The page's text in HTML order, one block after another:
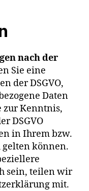
nach der
Sie eine
der DSGVO,
Daten
zur Kenntnis,
DSGVO
in Ihrem bzw.
gelten können.
sein, teilen wir
mit.